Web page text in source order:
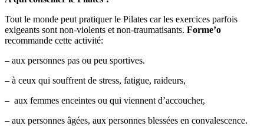
Tout le monde peut pratiquer le Pilates car les exercices parfois
exigeants sont non-violents et non-traumatisants. Forme’o
recommande cette activité:
– aux personnes pas ou peu sportives.
– à ceux qui souffrent de stress, fatigue, raideurs,
– aux femmes enceintes ou qui viennent d’accoucher,
– aux personnes âgées, aux personnes blessées en convalescence.